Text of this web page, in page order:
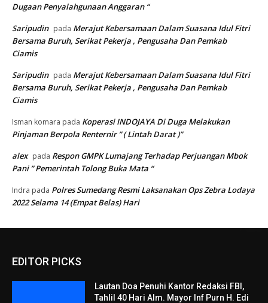
Dugaan Penyalahgunaan Anggaran “
Saripudin pada Merajut Kebersamaan Dalam Suasana Idul Fitri
Bersama Buruh, Serikat Pekerja , Pengusaha Dan Pemkab
Ciamis
Saripudin pada Merajut Kebersamaan Dalam Suasana Idul Fitri
Bersama Buruh, Serikat Pekerja , Pengusaha Dan Pemkab
Ciamis
Isman komara pada Koperasi INDOJAYA Di Duga Melakukan
Pinjaman Berpola Renternir ” ( Lintah Darat )”
alex pada Respon GMPK Lumajang Terhadap Perjuangan Mbok
Pani ” Pemerintah Tolong Buka Mata “
Indra pada Polres Sumedang Resmi Laksanakan Ops Zebra Lodaya
2022 Selama 14 (Empat Belas) Hari
EDITOR PICKS
Lautan Doa Penuhi Kantor Redaksi FBI,
Tahlil 40 Hari Alm. Mayor Inf Purn H. Edi